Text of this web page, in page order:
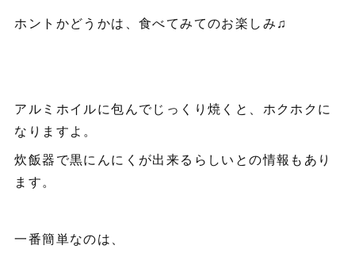
ホントかどうかは、食べてみてのお楽しみ♫
アルミホイルに包んでじっくり焼くと、ホクホクに
なりますよ。
炊飯器で黒にんにくが出来るらしいとの情報もあり
ます。
一番簡単なのは、